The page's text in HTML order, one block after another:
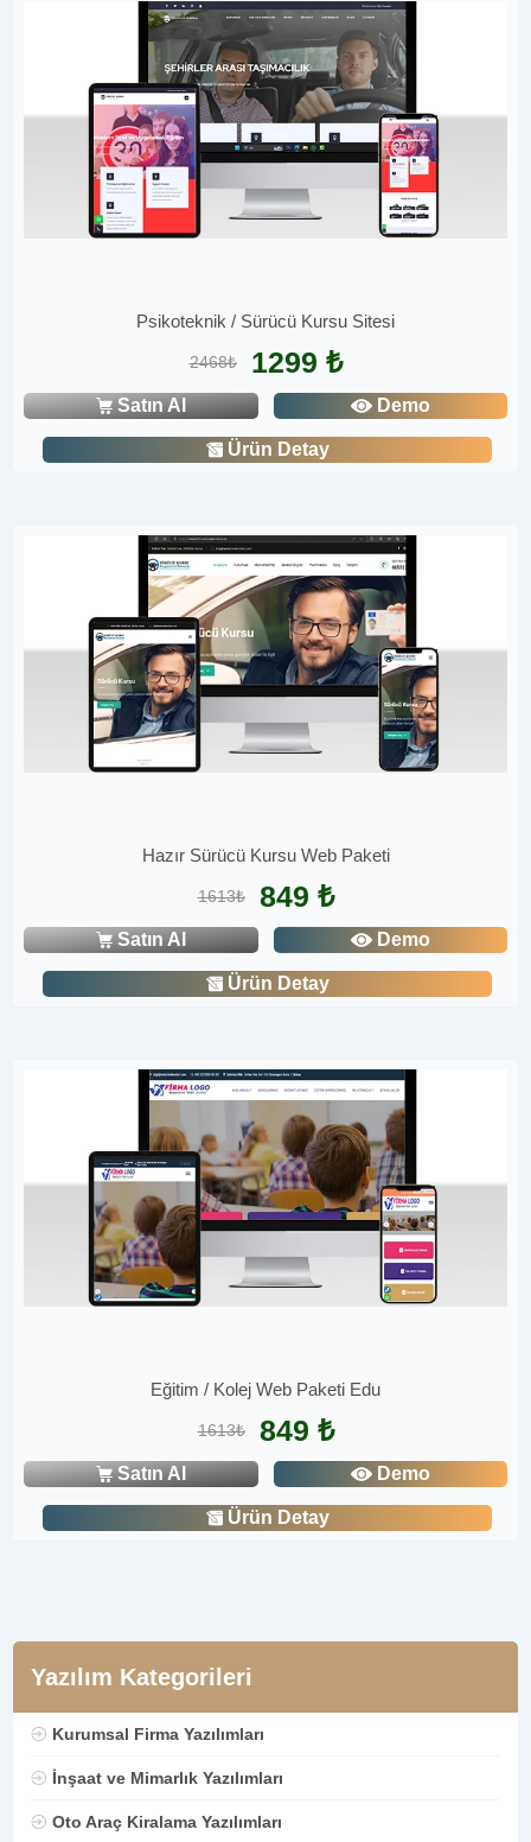
Yazılım Kategorileri
Kurumsal Firma Yazılımları
İnşaat ve Mimarlık Yazılımları
Oto Araç Kiralama Yazılımları
Psikoteknik / Sürücü Kursu Sitesi
2468₺ 1299 ₺
Satın Al Demo
Ürün Detay
Hazır Sürücü Kursu Web Paketi
1613₺ 849 ₺
Satın Al Demo
Ürün Detay
Eğitim / Kolej Web Paketi Edu
1613₺ 849 ₺
Satın Al Demo
Ürün Detay